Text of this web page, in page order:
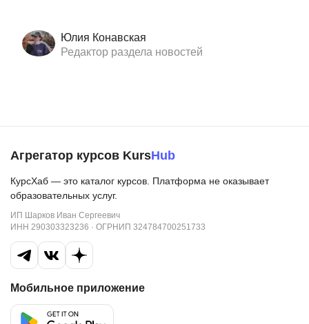
Юлия Конавская
Редактор раздела новостей
Агрегатор курсов KursHub
КурсХаб — это каталог курсов. Платформа не оказывает
образовательных услуг.
ИП Шарков Иван Сергеевич
ИНН 290303323236 · ОГРНИП 324784700251733
Мобильное приложение